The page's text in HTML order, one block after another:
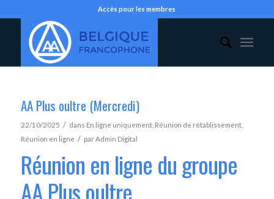
Accès pour les membres
AA Plus oultre (Mercredi)
22/10/2025 / dans En ligne uniquement, Réunion de rétablissement,
Réunion en ligne / parAdmin Digital
Réunion en ligne du groupe
AA Plus oultre